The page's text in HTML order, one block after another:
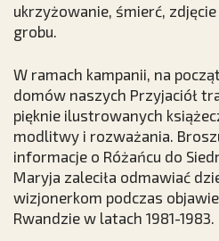
ukrzyżowanie, śmierć,
grobu.
W ramach kampanii, na
domów naszych Przyjaciół
pięknie ilustrowanych
modlitwy i rozważania.
informacje o Różańcu do
Maryja zaleciła odmawiać
wizjonerkom podczas
Rwandzie w latach 1981-1983.